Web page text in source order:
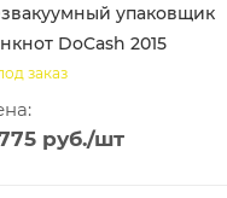
упаковщик
DoCash 2015
заказ
руб./шт